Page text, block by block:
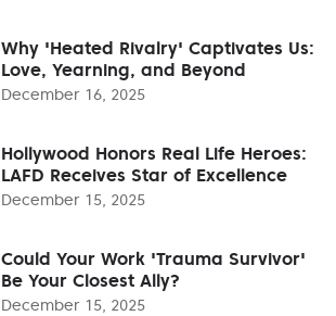
Why 'Heated Rivalry' Captivates Us:
Love, Yearning, and Beyond
December 16, 2025
Hollywood Honors Real Life Heroes:
LAFD Receives Star of Excellence
December 15, 2025
Could Your Work 'Trauma Survivor'
Be Your Closest Ally?
December 15, 2025